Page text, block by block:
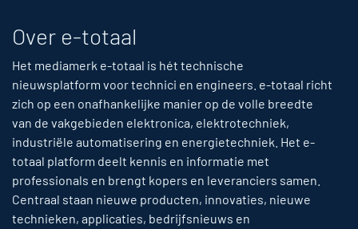
Over e-totaal
Het mediamerk e-totaal is hét technische
nieuwsplatform voor technici en engineers. e-totaal richt
zich op een onafhankelijke manier op de volle breedte
van de vakgebieden elektronica, elektrotechniek,
industriële automatisering en energietechniek. Het e-
totaal platform deelt kennis en informatie met
professionals en brengt kopers en leveranciers samen.
Centraal staan nieuwe producten, innovaties, nieuwe
technieken, applicaties, bedrijfsnieuws en